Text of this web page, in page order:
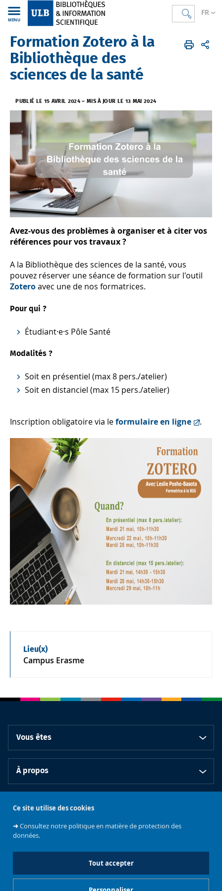
Ce site utilise des cookies
➜Consultez notre politique en matière de protection des
données.
Tout accepter
FR
MENU
Bibliothèques FR Actualités
Formation Zotero à la
Bibliothèque des
sciences de la santé
PUBLIÉ LE 15 AVRIL 2024 – MIS À JOUR LE 13 MAI 2024
Avez-vous des problèmes à organiser et à citer vos
références pour vos travaux ?
A la Bibliothèque des sciences de la santé, vous
pouvez réserver une séance de formation sur l'outil
Zoteroavec une de nos formatrices.
Pour qui ?
Étudiant·e·s Pôle Santé
Modalités ?
Soit en présentiel (max 8 pers./atelier)
Soit en distanciel (max 15 pers./atelier)
Inscription obligatoire via leformulaire en ligne .
Lieu(x)
Campus Erasme
Vous êtes
À propos
Bibliothèques
Contacts
stages
Événements
bibliothèques